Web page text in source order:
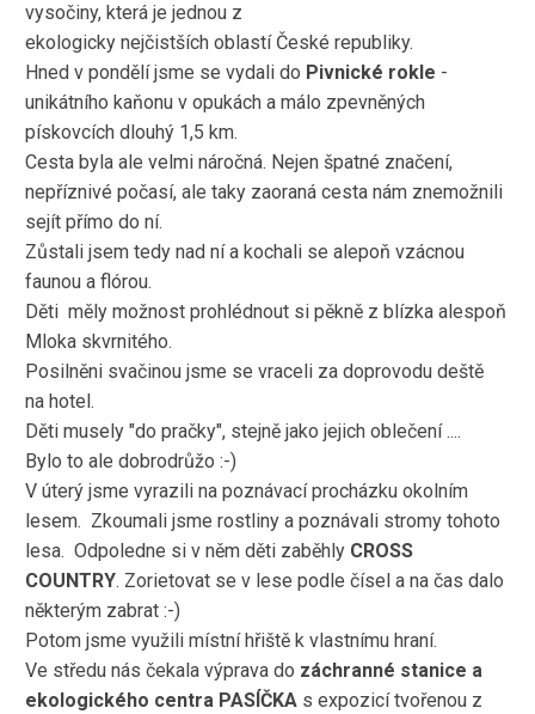
vysočiny, která je jednou z
ekologicky nejčistších oblastí České republiky.
Hned v pondělí jsme se vydali do Pivnické rokle -
unikátního kaňonu v opukách a málo zpevněných
pískovcích dlouhý 1,5 km.
Cesta byla ale velmi náročná. Nejen špatné značení,
nepříznivé počasí, ale taky zaoraná cesta nám znemožnili
sejít přímo do ní.
Zůstali jsem tedy nad ní a kochali se alepoň vzácnou
faunou a flórou.
Děti měly možnost prohlédnout si pěkně z blízka alespoň
Mloka skvrnitého.
Posilněni svačinou jsme se vraceli za doprovodu deště
na hotel.
Děti musely "do pračky", stejně jako jejich oblečení ....
Bylo to ale dobrodrůžo :-)
V úterý jsme vyrazili na poznávací procházku okolním
lesem. Zkoumali jsme rostliny a poznávali stromy tohoto
lesa. Odpoledne si v něm děti zaběhly CROSS
COUNTRY. Zorietovat se v lese podle čísel a na čas dalo
některým zabrat :-)
Potom jsme využili místní hřiště k vlastnímu hraní.
Ve středu nás čekala výprava do záchranné stanice a
ekologického centra PASÍČKA s expozicí tvořenou z